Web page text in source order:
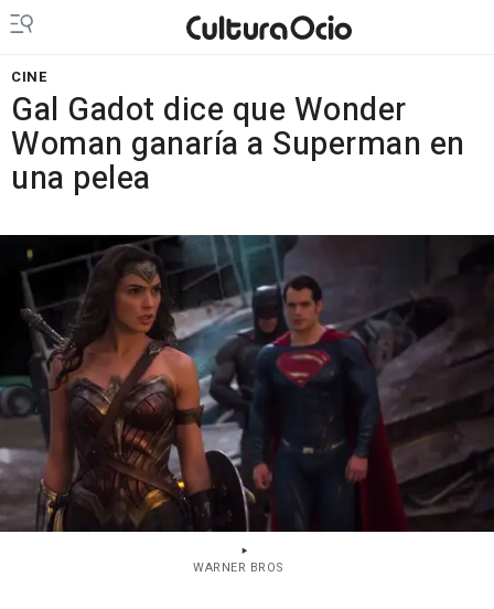
CINE
Gal Gadot dice que Wonder
Woman ganaría a Superman en
una pelea
WARNER BROS